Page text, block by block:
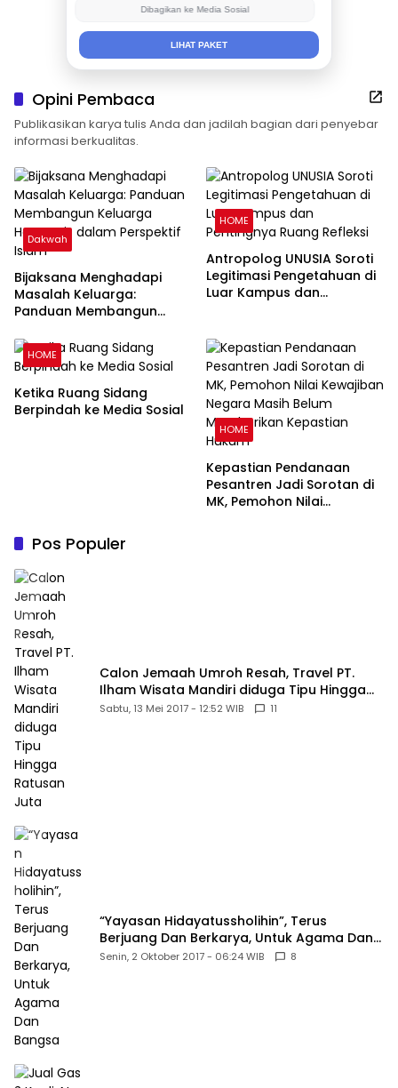
Dibagikan ke Media Sosial
LIHAT PAKET
Opini Pembaca
Publikasikan karya tulis Anda dan jadilah bagian dari penyebar
informasi berkualitas.
Dakwah
Bijaksana Menghadapi
Masalah Keluarga:
Panduan Membangun
Perspektif Islam
HOME
Antropolog UNUSIA Soroti
Legitimasi Pengetahuan di
Luar Kampus dan
HOME
Ketika Ruang Sidang
Berpindah ke Media Sosial
HOME
Kepastian Pendanaan
Pesantren Jadi Sorotan di
MK, Pemohon Nilai
Pos Populer
Calon Jemaah Umroh Resah, Travel PT.
Ilham Wisata Mandiri diduga Tipu Hingga
Ratusan Juta
Sabtu, 13 Mei 2017 - 12:52 WIB 11
“Yayasan Hidayatussholihin”, Terus
Berjuang Dan Berkarya, Untuk Agama Dan
Bangsa
Senin, 2 Oktober 2017 - 06:24 WIB 8